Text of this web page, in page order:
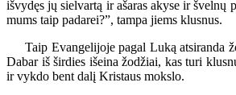
išvydęs jų sielvartą ir ašaras akyse ir švelnų
mums taip padarei?”, tampa jiems klusnus.
Taip Evangelijoje pagal Luką atsiranda
Dabar iš širdies išeina žodžiai, kas turi
ir vykdo bent dalį Kristaus mokslo.